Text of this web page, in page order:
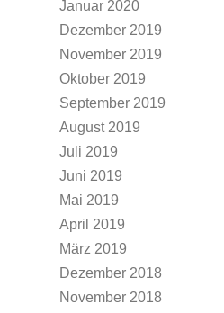
Januar 2020
Dezember 2019
November 2019
Oktober 2019
September 2019
August 2019
Juli 2019
Juni 2019
Mai 2019
April 2019
März 2019
Dezember 2018
November 2018